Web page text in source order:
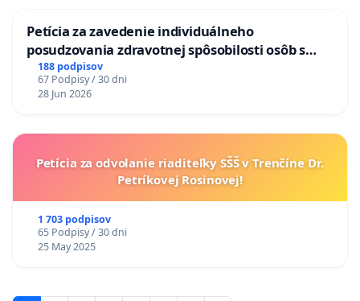
Petícia za zavedenie individuálneho
posudzovania zdravotnej spôsobilosti osôb s
diabetom 1. a 2. typu pri prijímaní do
Policajného zboru SR
188 podpisov
67 Podpisy / 30 dni
28 Jun 2026
Petícia za odvolanie riaditeľky SŠŠ v Trenčíne Dr.
Petríkovej Rosinovej!
1 703 podpisov
65 Podpisy / 30 dni
25 May 2025